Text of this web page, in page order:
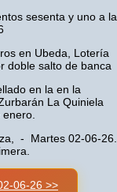
sesenta y uno a la
en Ubeda, Lotería
doble salto de banca
en la en la
La Quiniela
- Martes 02-06-26.
06-26 >>